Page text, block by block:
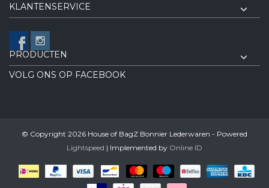
KLANTENSERVICE
PRODUCTEN
VOLG ONS OP FACEBOOK
© Copyright 2026 House of BagZ Bonnier Lederwaren - Powered
Lightspeed | Implemented by Online ID